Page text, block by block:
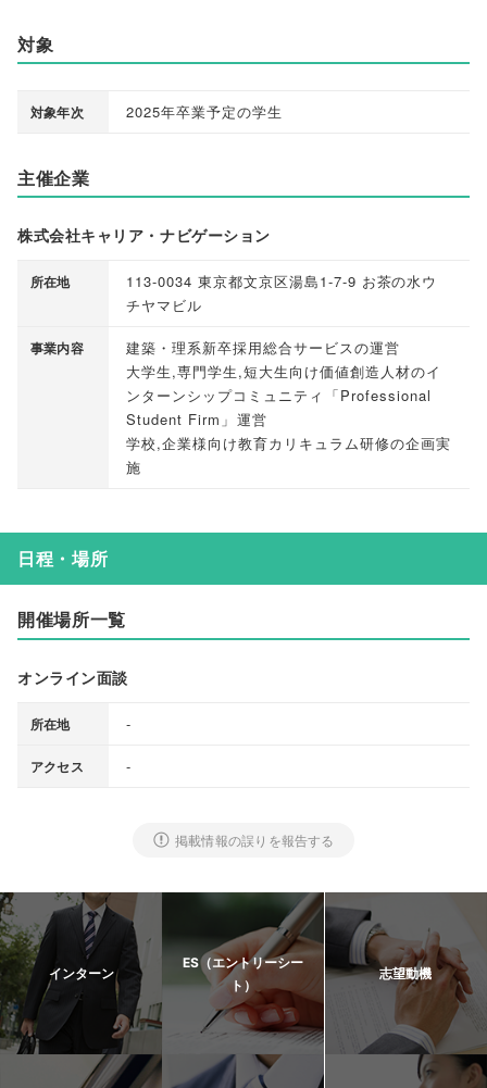
対象
対象年次 2025年卒業予定の学生
主催企業
株式会社キャリア・ナビゲーション
所在地
113-0034 東京都文京区湯島1-7-9 お茶の水ウ
チヤマビル
事業内容
建築・理系新卒採用総合サービスの運営
大学生,専門学生,短大生向け価値創造人材のイ
ンターンシップコミュニティ 「Professional
Student Firm 」 運営
学校,企業様向け教育カリキュラム研修の企画実
施
日程・場所
開催場所一覧
オンライン面談
所在地 -
アクセス -
掲載情報の誤りを報告する
インターン
ES（エントリーシー
ト）
志望動機